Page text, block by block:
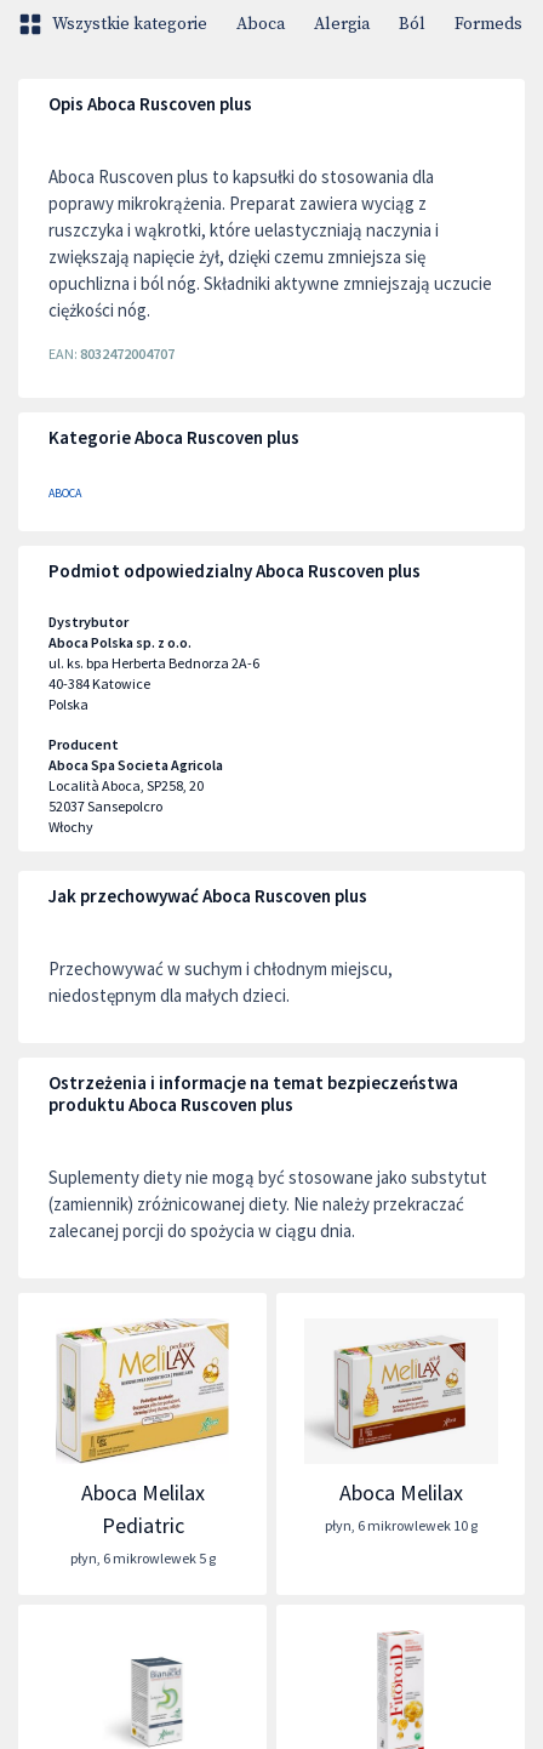
Wszystkie kategorie Aboca Alergia Ból Formeds
Opis Aboca Ruscoven plus
Aboca Ruscoven plus to kapsułki do stosowania dla
poprawy mikrokrążenia. Preparat zawiera wyciąg z
ruszczyka i wąkrotki, które uelastyczniają naczynia i
zwiększają napięcie żył, dzięki czemu zmniejsza się
opuchlizna i ból nóg. Składniki aktywne zmniejszają uczucie
ciężkości nóg.
EAN: 8032472004707
Kategorie Aboca Ruscoven plus
ABOCA
Podmiot odpowiedzialny Aboca Ruscoven plus
Dystrybutor
Aboca Polska sp. z o.o.
ul. ks. bpa Herberta Bednorza 2A-6
40-384Katowice
Polska
Producent
Aboca Spa Societa Agricola
Località Aboca, SP258, 20
52037Sansepolcro
Włochy
Jak przechowywać Aboca Ruscoven plus
Przechowywać w suchym i chłodnym miejscu,
niedostępnym dla małych dzieci.
Ostrzeżenia i informacje na temat bezpieczeństwa
produktu Aboca Ruscoven plus
Suplementy diety nie mogą być stosowane jako substytut
(zamiennik) zróżnicowanej diety. Nie należy przekraczać
zalecanej porcji do spożycia w ciągu dnia.
Aboca Melilax
Pediatric
płyn, 6 mikrowlewek 5 g
Aboca Melilax
płyn, 6 mikrowlewek 10 g